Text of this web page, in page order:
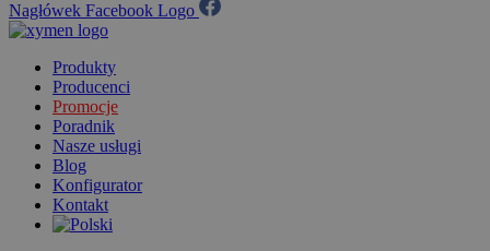
Nagłówek Facebook Logo
Produkty
Producenci
Promocje
Poradnik
Nasze usługi
Blog
Konfigurator
Kontakt